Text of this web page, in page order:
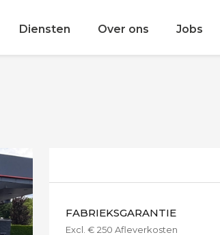
Diensten Over ons Jobs
FABRIEKSGARANTIE
Excl. € 250 Afleverkosten